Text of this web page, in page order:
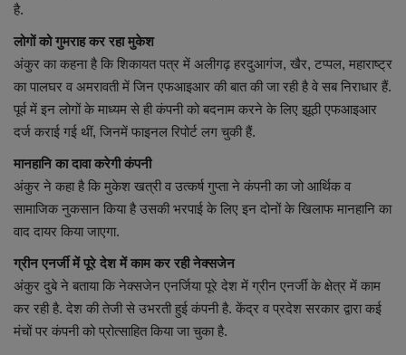
है.
लोगों को गुमराह कर रहा मुकेश
अंकुर का कहना है कि शिकायत पत्र में अलीगढ़ हरदुआगंज, खैर, टप्पल, महाराष्ट्र
का पालघर व अमरावती में जिन एफआइआर की बात की जा रही है वे सब निराधार हैं.
पूर्व में इन लोगों के माध्यम से ही कंपनी को बदनाम करने के लिए झूठी एफआइआर
दर्ज कराई गई थीं, जिनमें फाइनल रिपोर्ट लग चुकी हैं.
मानहानि का दावा करेगी कंपनी
अंकुर ने कहा है कि मुकेश खत्री व उत्कर्ष गुप्ता ने कंपनी का जो आर्थिक व
सामाजिक नुकसान किया है उसकी भरपाई के लिए इन दोनों के खिलाफ मानहानि का
वाद दायर किया जाएगा.
ग्रीन एनर्जी में पूरे देश में काम कर रही नेक्सजेन
अंकुर दुबे ने बताया कि नेक्सजेन एनर्जिया पूरे देश में ग्रीन एनर्जी के क्षेत्र में काम
कर रही है. देश की तेजी से उभरती हुई कंपनी है. केंद्र व प्रदेश सरकार द्वारा कई
मंचों पर कंपनी को प्रोत्साहित किया जा चुका है.